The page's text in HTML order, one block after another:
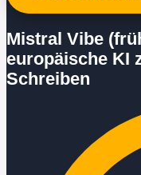
Mistral Vibe
europäische KI
Schreiben